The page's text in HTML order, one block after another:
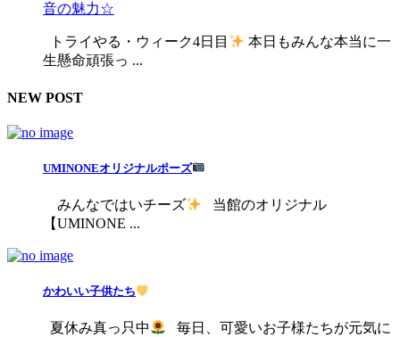
音の魅力☆
トライやる・ウィーク4日目
本日もみんな本当に一
生懸命頑張っ ...
NEW POST
UMINONEオリジナルポーズ
みんなではいチーズ
当館のオリジナル
【UMINONE ...
かわいい子供たち
夏休み真っ只中
毎日、可愛いお子様たちが元気に